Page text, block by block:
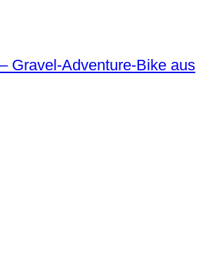
Gravel-Adventure-Bike aus